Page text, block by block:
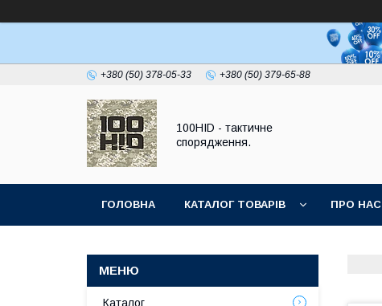
+380 (50) 378-05-33 +380 (50) 379-65-88
100HID - тактичне
спорядження.
ГОЛОВНА КАТАЛОГ ТОВАРІВ ПРО НАС
Каталог